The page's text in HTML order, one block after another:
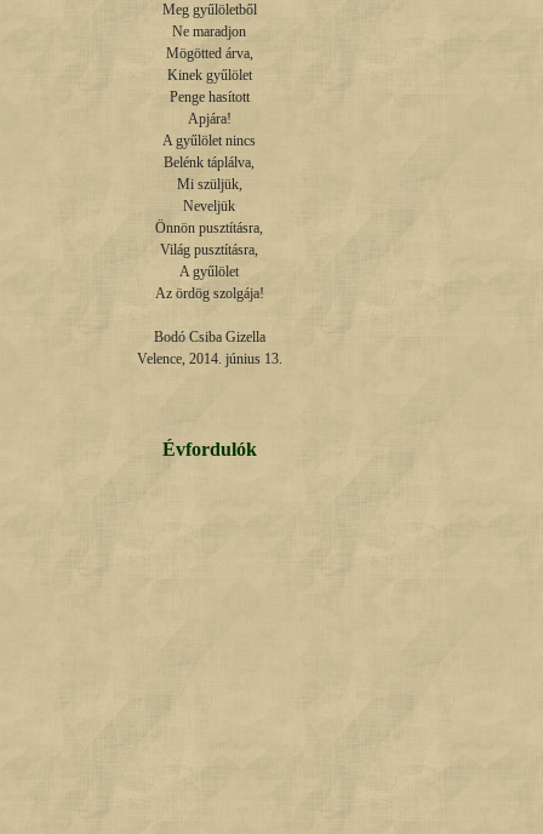
Meg gyűlöletből
Ne maradjon
Mögötted árva,
Kinek gyűlölet
Penge hasított
Apjára!
A gyűlölet nincs
Belénk táplálva,
Mi szüljük,
Neveljük
Önnön pusztításra,
Világ pusztításra,
A gyűlölet
Az ördög szolgája!
Bodó Csiba Gizella
Velence, 2014. június 13.
Évfordulók